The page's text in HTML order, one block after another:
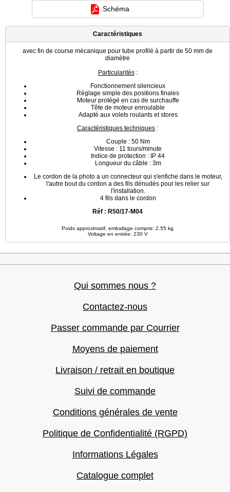
Schéma
Caractéristiques
avec fin de course mécanique pour tube profilé à partir de 50 mm de
diamètre
Particularités:
Fonctionnement silencieux
Réglage simple des positions finales
Moteur protégé en cas de surchauffe
Tête de moteur enroulable
Adapté aux volets roulants et stores
Caractéristiques techniques :
Couple : 50 Nm
Vitesse : 11 tours/minute
Indice de protection : IP 44
Longueur du câble : 3m
Le cordon de la photo a un connecteur qui s'enfiche dans le moteur,
l'autre bout du cordon a des fils dénudés pour les relier sur
l'installation.
4 fils dans le cordon
Réf : R50/17-M04
Poids approximatif, emballage compris: 2.55 kg
Voltage en entrée: 230 V
Qui sommes nous ?
Contactez-nous
Passer commande par Courrier
Moyens de paiement
Livraison / retrait en boutique
Suivi de commande
Conditions générales de vente
Politique de Confidentialité (RGPD)
Informations Légales
Catalogue complet